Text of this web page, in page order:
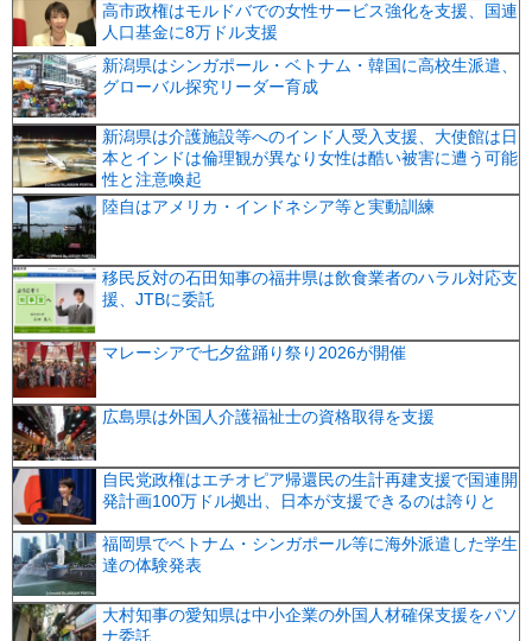
高市政権はモルドバでの女性サービス強化を支援、国連
人口基金に8万ドル支援
新潟県はシンガポール・ベトナム・韓国に高校生派遣、
グローバル探究リーダー育成
新潟県は介護施設等へのインド人受入支援、大使館は日
本とインドは倫理観が異なり女性は酷い被害に遭う可能
性と注意喚起
陸自はアメリカ・インドネシア等と実動訓練
移民反対の石田知事の福井県は飲食業者のハラル対応支
援、JTBに委託
マレーシアで七夕盆踊り祭り2026が開催
広島県は外国人介護福祉士の資格取得を支援
自民党政権はエチオピア帰還民の生計再建支援で国連開
発計画100万ドル拠出、日本が支援できるのは誇りと
福岡県でベトナム・シンガポール等に海外派遣した学生
達の体験発表
大村知事の愛知県は中小企業の外国人材確保支援をパソ
ナ委託